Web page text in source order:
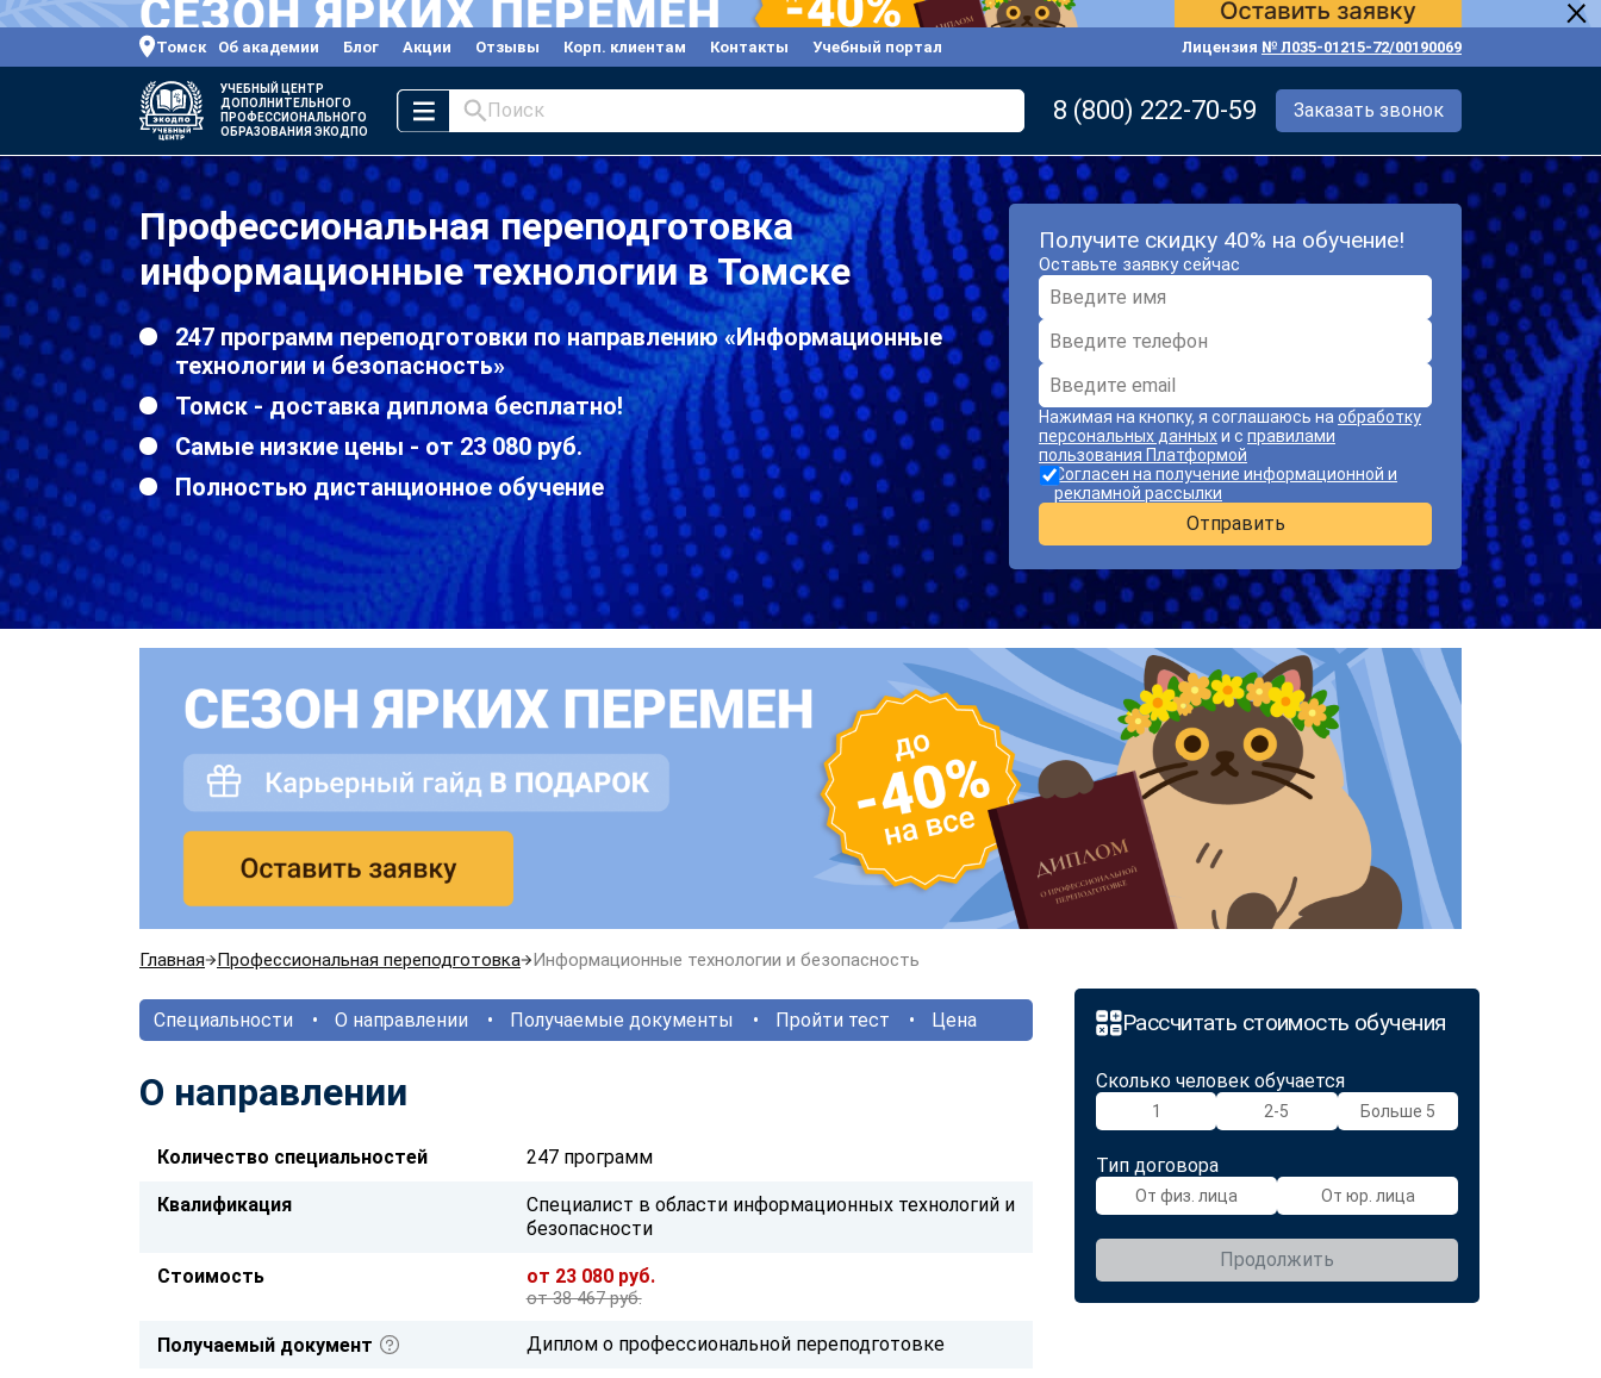
Томск Об академии Блог Акции Отзывы Корп. клиентам Контакты Учебный портал Лицензия № Л035-01215-72/00190069
УЧЕБНЫЙ ЦЕНТР
ДОПОЛНИТЕЛЬНОГО
ПРОФЕССИОНАЛЬНОГО
ОБРАЗОВАНИЯ ЭКОДПО
Поиск 8 (800) 222-70-59 Заказать звонок
Профессиональная переподготовка
информационные технологии в Томске
247 программ переподготовки по направлению «Информационные
технологии и безопасность»
Томск - доставка диплома бесплатно!
Самые низкие цены - от 23 080 руб.
Полностью дистанционное обучение
Получите скидку 40% на обучение!
Оставьте заявку сейчас
Нажимая на кнопку, я соглашаюсь на обработку
персональных данныхи с правилами
пользования Платформой
Согласен на получение информационной и
рекламной рассылки
Отправить
Главная Профессиональная переподготовка Информационные технологии и безопасность
Рассчитать стоимость обучения
Сколько человек обучается
1 2-5 Больше 5
Тип договора
От физ. лица От юр. лица
Продолжить
Специальности О направлении Получаемые документы Пройти тест Цена
О направлении
Количество специальностей 247 программ
Квалификация
Специалист в области информационных технологий и
безопасности
Стоимость от 23 080 руб.
от 38 467 руб.
Получаемый документ Диплом о профессиональной переподготовке